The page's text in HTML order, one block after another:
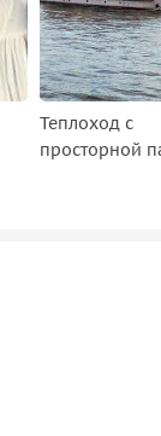
Теплоход с
просторной